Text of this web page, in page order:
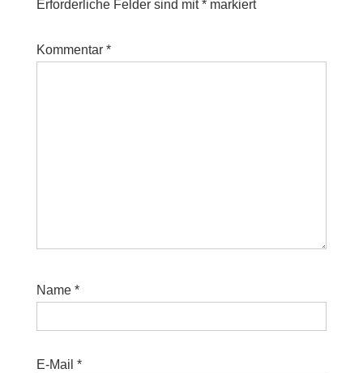
Erforderliche Felder sind mit* markiert
Kommentar *
Name *
E-Mail *